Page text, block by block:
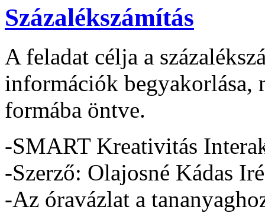
Százalékszámítás
A feladat célja a
információk begyakorlása,
formába öntve.
-SMART Kreativitás
-Szerző: Olajosné Kádas
-Az óravázlat a